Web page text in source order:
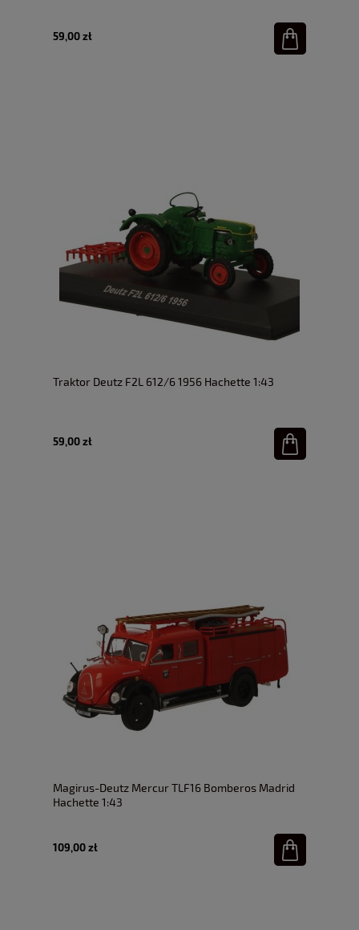
59,00 zł
Traktor Deutz F2L 612/6 1956 Hachette 1:43
59,00 zł
Magirus-Deutz Mercur TLF16 Bomberos Madrid
Hachette 1:43
109,00 zł